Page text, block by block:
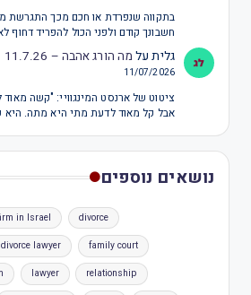
בתקווה שנפרדת או חכם מכך התגרשת
חשבונך קודם ולפני הכול להפריד דחוף
גליתעל מה הורג אהבה – 11.7.26
11/07/2026
ציטוט של ארנסט המינגוויי: "קשה
אבל קל מאוד לדעת מתי היא מתה.
נושאים נוספים
in Israel divorce
divorce lawyer family court
lawyer relationship